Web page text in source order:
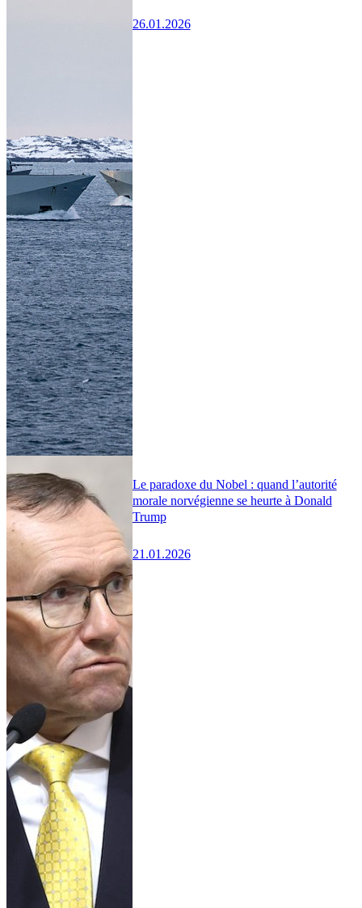
26.01.2026
Le paradoxe du Nobel : quand l’autorité
morale norvégienne se heurte à Donald
Trump
21.01.2026